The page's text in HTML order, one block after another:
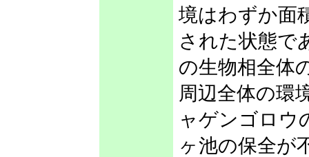
境はわずか面
された状態で
の生物相全体
周辺全体の環
ャゲンゴロウ
ヶ池の保全が